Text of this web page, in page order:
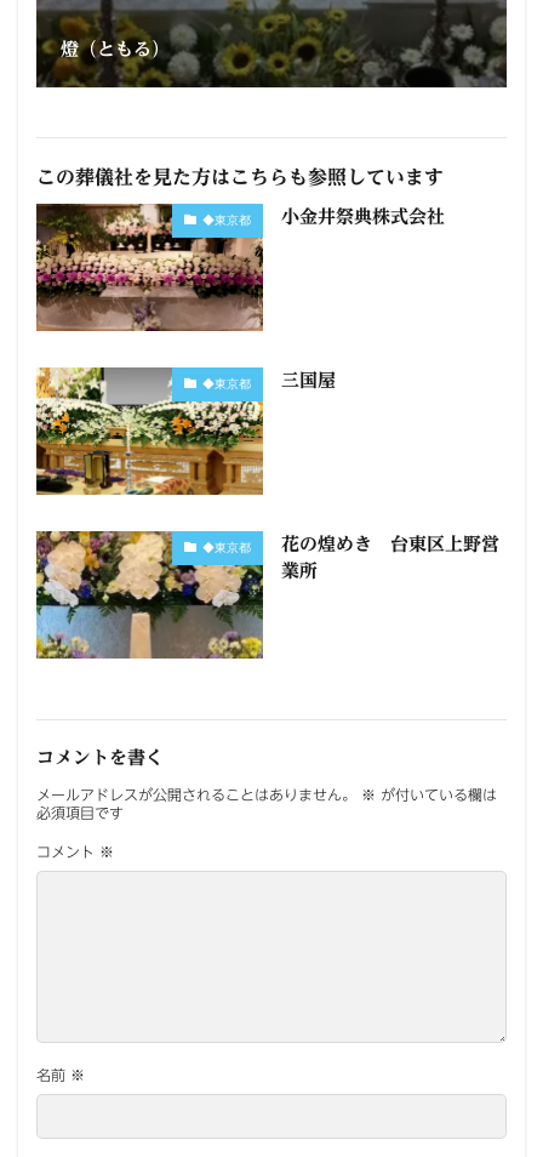
燈（ともる）
この葬儀社を見た方はこちらも参照しています
◆東京都 小金井祭典株式会社
◆東京都 三国屋
◆東京都
花の煌めき 台東区上野営
業所
コメントを書く
メールアドレスが公開されることはありません。 ※ が付いている欄は
必須項目です
コメント ※
名前 ※